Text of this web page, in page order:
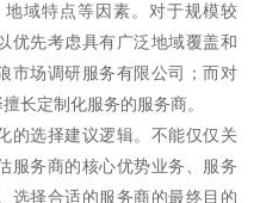
域特点等因素。对于规模较
优先考虑具有广泛地域覆盖和
市场调研服务有限公司；而对
长定制化服务的服务商。
的选择建议逻辑。不能仅仅关
服务商的核心优势业务、服务
选择合适的服务商的最终目的